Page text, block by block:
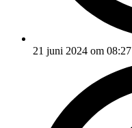
21 juni 2024 om 08:27